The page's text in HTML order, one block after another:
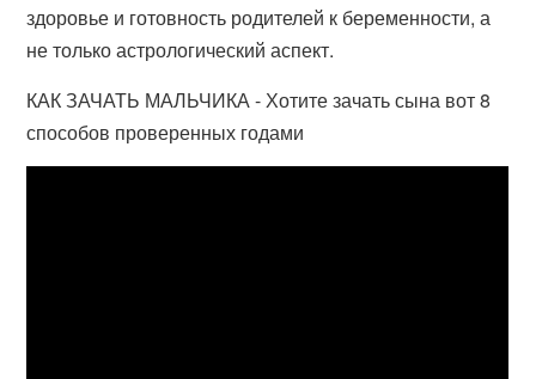
здоровье и готовность родителей к беременности, а
не только астрологический аспект.
КАК ЗАЧАТЬ МАЛЬЧИКА - Хотите зачать сына вот 8
способов проверенных годами